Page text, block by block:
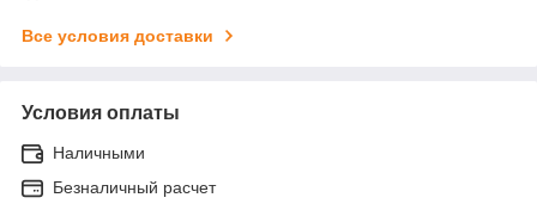
Все условия доставки
Условия оплаты
Наличными
Безналичный расчет